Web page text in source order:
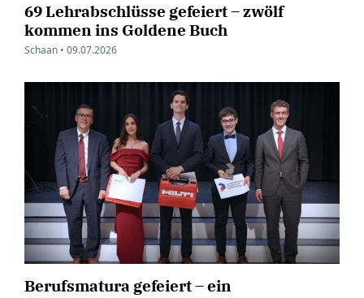
69 Lehrabschlüsse gefeiert – zwölf
kommen ins Goldene Buch
Schaan • 09.07.2026
Berufsmatura gefeiert – ein